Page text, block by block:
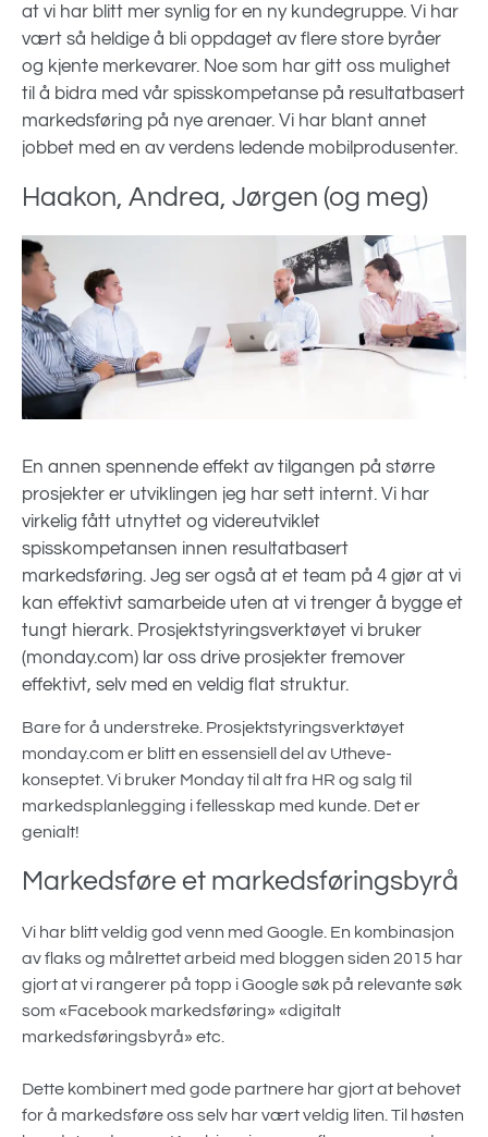
at vi har blitt mer synlig for en ny kundegruppe. Vi har
vært så heldige å bli oppdaget av flere store byråer
og kjente merkevarer. Noe som har gitt oss mulighet
til å bidra med vår spisskompetanse på resultatbasert
markedsføring på nye arenaer. Vi har blant annet
jobbet med en av verdens ledende mobilprodusenter.
Haakon, Andrea, Jørgen (og meg)
En annen spennende effekt av tilgangen på større
prosjekter er utviklingen jeg har sett internt. Vi har
virkelig fått utnyttet og videreutviklet
spisskompetansen innen resultatbasert
markedsføring. Jeg ser også at et team på 4 gjør at vi
kan effektivt samarbeide uten at vi trenger å bygge et
tungt hierark. Prosjektstyringsverktøyet vi bruker
(monday.com) lar oss drive prosjekter fremover
effektivt, selv med en veldig flat struktur.
Bare for å understreke. Prosjektstyringsverktøyet
monday.com er blitt en essensiell del av Utheve-
konseptet. Vi bruker Monday til alt fra HR og salg til
markedsplanlegging i fellesskap med kunde. Det er
genialt!
Markedsføre et markedsføringsbyrå
Vi har blitt veldig god venn med Google. En kombinasjon
av flaks og målrettet arbeid med bloggen siden 2015 har
gjort at vi rangerer på topp i Google søk på relevante søk
som «Facebook markedsføring» «digitalt
markedsføringsbyrå» etc.
Dette kombinert med gode partnere har gjort at behovet
for å markedsføre oss selv har vært veldig liten. Til høsten